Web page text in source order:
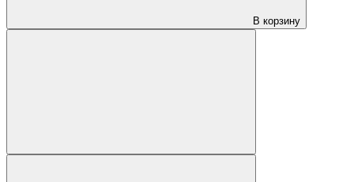
В корзину